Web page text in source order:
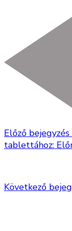
Előző bejegyzés
tablettához:
Következő